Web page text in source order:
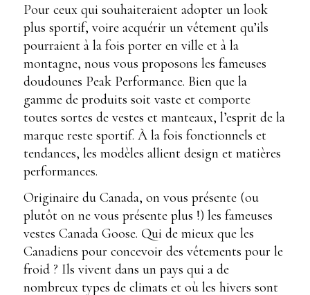
Pour ceux qui souhaiteraient adopter un look
plus sportif, voire acquérir un vêtement qu’ils
pourraient à la fois porter en ville et à la
montagne, nous vous proposons les fameuses
doudounes Peak Performance. Bien que la
gamme de produits soit vaste et comporte
toutes sortes de vestes et manteaux, l’esprit de la
marque reste sportif. À la fois fonctionnels et
tendances, les modèles allient design et matières
performances.
Originaire du Canada, on vous présente (ou
plutôt on ne vous présente plus !) les fameuses
vestes Canada Goose. Qui de mieux que les
Canadiens pour concevoir des vêtements pour le
froid ? Ils vivent dans un pays qui a de
nombreux types de climats et où les hivers sont